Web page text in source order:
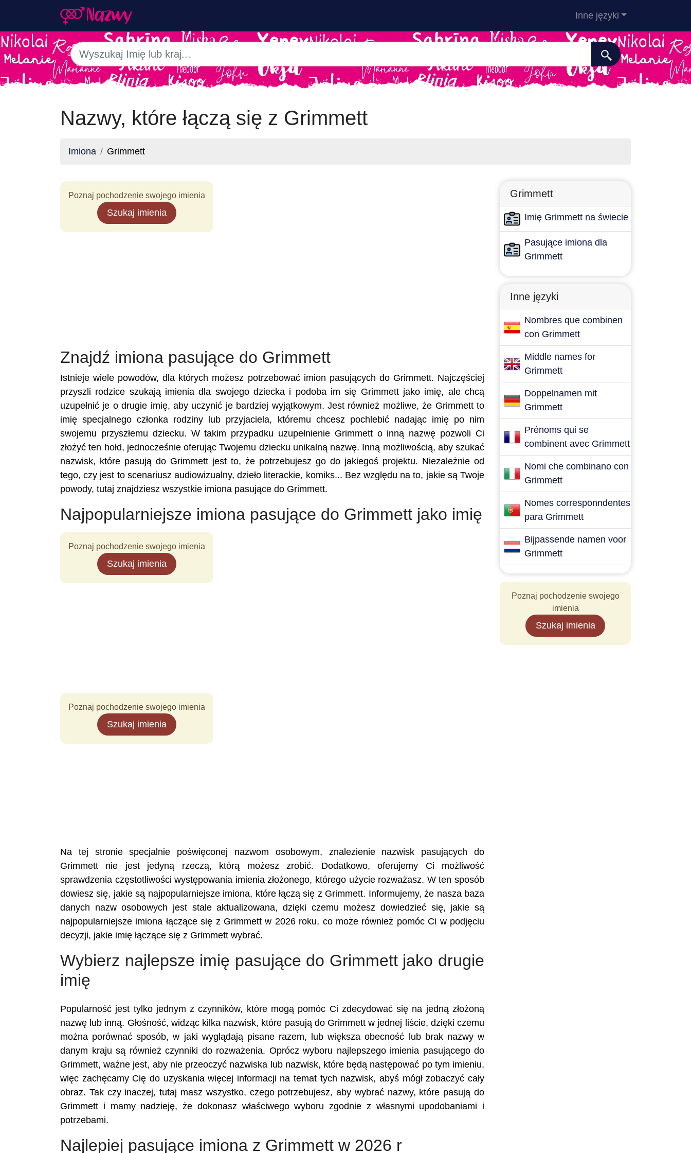
Inne języki
Nazwy, które łączą się z Grimmett
Imiona Grimmett
Poznaj pochodzenie swojego imienia
Szukaj imienia
Znajdź imiona pasujące do Grimmett
Istnieje wiele powodów, dla których możesz potrzebować imion pasujących do Grimmett. Najczęściej
przyszli rodzice szukają imienia dla swojego dziecka i podoba im się Grimmett jako imię, ale chcą
uzupełnić je o drugie imię, aby uczynić je bardziej wyjątkowym. Jest również możliwe, że Grimmett to
imię specjalnego członka rodziny lub przyjaciela, któremu chcesz pochlebić nadając imię po nim
swojemu przyszłemu dziecku. W takim przypadku uzupełnienie Grimmett o inną nazwę pozwoli Ci
złożyć ten hołd, jednocześnie oferując Twojemu dziecku unikalną nazwę. Inną możliwością, aby szukać
nazwisk, które pasują do Grimmett jest to, że potrzebujesz go do jakiegoś projektu. Niezależnie od
tego, czy jest to scenariusz audiowizualny, dzieło literackie, komiks... Bez względu na to, jakie są Twoje
powody, tutaj znajdziesz wszystkie imiona pasujące do Grimmett.
Najpopularniejsze imiona pasujące do Grimmett jako imię
Poznaj pochodzenie swojego imienia
Szukaj imienia
Poznaj pochodzenie swojego imienia
Szukaj imienia
Na tej stronie specjalnie poświęconej nazwom osobowym, znalezienie nazwisk pasujących do
Grimmett nie jest jedyną rzeczą, którą możesz zrobić. Dodatkowo, oferujemy Ci możliwość
sprawdzenia częstotliwości występowania imienia złożonego, którego użycie rozważasz. W ten sposób
dowiesz się, jakie są najpopularniejsze imiona, które łączą się z Grimmett. Informujemy, że nasza baza
danych nazw osobowych jest stale aktualizowana, dzięki czemu możesz dowiedzieć się, jakie są
najpopularniejsze imiona łączące się z Grimmett w 2026 roku, co może również pomóc Ci w podjęciu
decyzji, jakie imię łączące się z Grimmett wybrać.
Wybierz najlepsze imię pasujące do Grimmett jako drugie
imię
Popularność jest tylko jednym z czynników, które mogą pomóc Ci zdecydować się na jedną złożoną
nazwę lub inną. Głośność, widząc kilka nazwisk, które pasują do Grimmett w jednej liście, dzięki czemu
można porównać sposób, w jaki wyglądają pisane razem, lub większa obecność lub brak nazwy w
danym kraju są również czynniki do rozważenia. Oprócz wyboru najlepszego imienia pasującego do
Grimmett, ważne jest, aby nie przeoczyć nazwiska lub nazwisk, które będą następować po tym imieniu,
więc zachęcamy Cię do uzyskania więcej informacji na temat tych nazwisk, abyś mógł zobaczyć cały
obraz. Tak czy inaczej, tutaj masz wszystko, czego potrzebujesz, aby wybrać nazwy, które pasują do
Grimmett i mamy nadzieję, że dokonasz właściwego wyboru zgodnie z własnymi upodobaniami i
potrzebami.
Najlepiej pasujące imiona z Grimmett w 2026 r
Grimmett
Imię Grimmett na świecie
Pasujące imiona dla
Grimmett
Inne języki
Nombres que combinen
con Grimmett
Middle names for
Grimmett
Doppelnamen mit
Grimmett
Prénoms qui se
combinent avec Grimmett
Nomi che combinano con
Grimmett
Nomes corresponndentes
para Grimmett
Bijpassende namen voor
Grimmett
Poznaj pochodzenie swojego
imienia
Szukaj imienia